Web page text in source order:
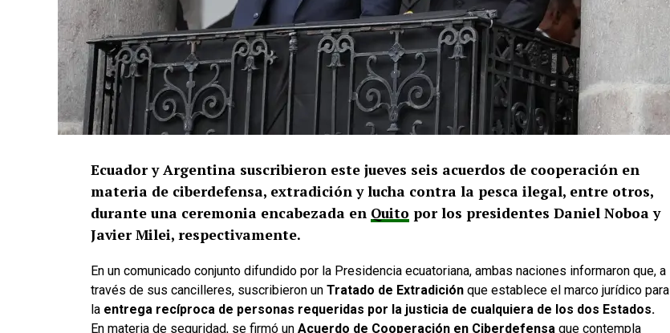
Ecuador y Argentina suscribieron este jueves seis acuerdos de cooperación en
materia de ciberdefensa, extradición y lucha contra la pesca ilegal, entre otros,
durante una ceremonia encabezada en Quito por los presidentes Daniel Noboa y
Javier Milei, respectivamente.
En un comunicado conjunto difundido por la Presidencia ecuatoriana, ambas naciones informaron que, a
través de sus cancilleres, suscribieron un Tratado de Extradición que establece el marco jurídico para
la entrega recíproca de personas requeridas por la justicia de cualquiera de los dos Estados.
En materia de seguridad, se firmó un Acuerdo de Cooperación en Ciberdefensa que contempla